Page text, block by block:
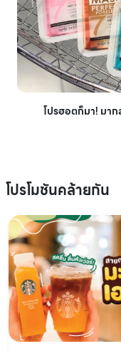
โปรฮอตก็มา! มาก
โปรโมชันคล้ายกัน